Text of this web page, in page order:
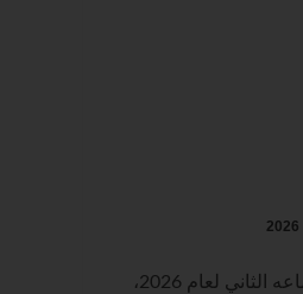
السعودية | عقد مجلس إدارة الهيئة العامة لـ الطيران المدني؛ اجتماعه الثاني لعام 2026،